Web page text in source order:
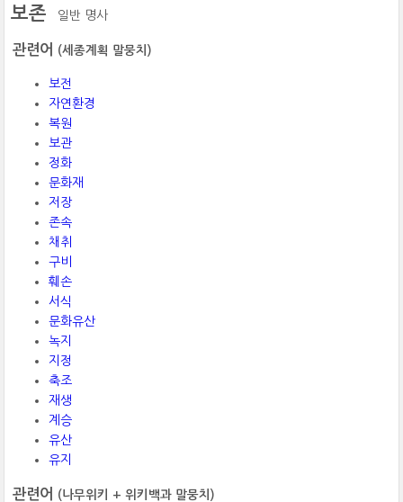
보존 일반 명사
관련어 (세종계획 말뭉치)
보전
자연환경
복원
보관
정화
문화재
저장
존속
채취
구비
훼손
서식
문화유산
녹지
지정
축조
재생
계승
유산
유지
관련어 (나무위키 + 위키백과 말뭉치)